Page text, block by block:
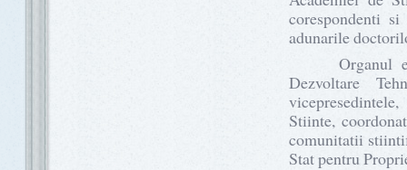
corespondenti
adunarile
Organul
Dezvoltare
Stiinte,
comunitatii
Stat pentru